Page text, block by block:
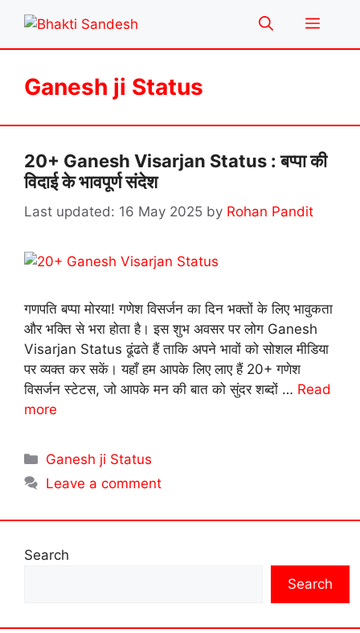
content
Menu
Ganesh ji Status
20+ Ganesh Visarjan Status : बप्पा की
विदाई के भावपूर्ण संदेश
16 May 2025 by Rohan Pandit
गणपति बप्पा मोरया! गणेश विसर्जन का दिन भक्तों के लिए भावुकता
और भक्ति से भरा होता है। इस शुभ अवसर पर लोग Ganesh
Visarjan Status ढूंढते हैं ताकि अपने भावों को सोशल मीडिया
पर व्यक्त कर सकें। यहाँ हम आपके लिए लाए हैं 20+ गणेश
विसर्जन स्टेटस, जो आपके मन की बात को सुंदर शब्दों … Read
more
Categories
Ganesh ji Status
Leave a comment
Search
Search